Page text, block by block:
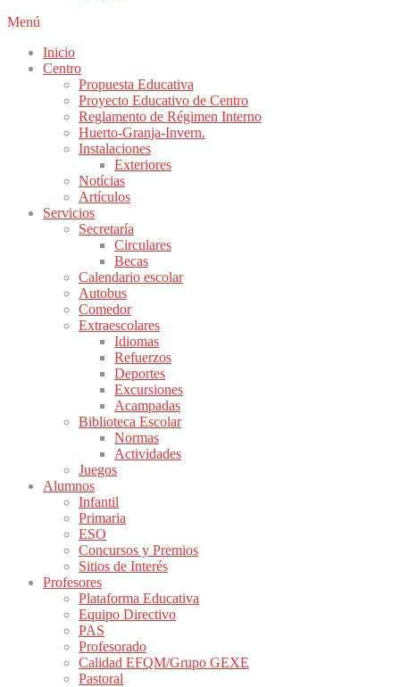
Menú
Inicio
Centro
Propuesta Educativa
Proyecto Educativo de Centro
Reglamento de Régimen Interno
Huerto-Granja-Invern.
Instalaciones
Exteriores
Notícias
Artículos
Servicios
Secretaría
Circulares
Becas
Calendario escolar
Autobus
Comedor
Extraescolares
Idiomas
Refuerzos
Deportes
Excursiones
Acampadas
Biblioteca Escolar
Normas
Actividades
Juegos
Alumnos
Infantil
Primaria
ESO
Concursos y Premios
Sitios de Interés
Profesores
Plataforma Educativa
Equipo Directivo
PAS
Profesorado
Calidad EFQM/Grupo GEXE
Pastoral